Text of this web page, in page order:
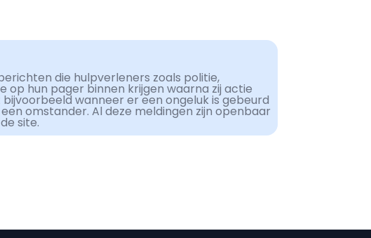
die hulpverleners zoals politie,
op hun pager binnen krijgen waarna zij actie
wanneer er een ongeluk is gebeurd
omstander. Al deze meldingen zijn openbaar
site.